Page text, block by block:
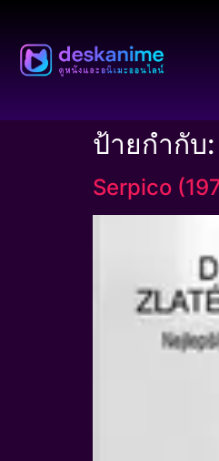
ป้ายกำกับ:
Serpico